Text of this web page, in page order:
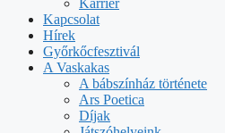
Karrier
Kapcsolat
Hírek
Győrkőcfesztivál
A Vaskakas
A bábszínház története
Ars Poetica
Díjak